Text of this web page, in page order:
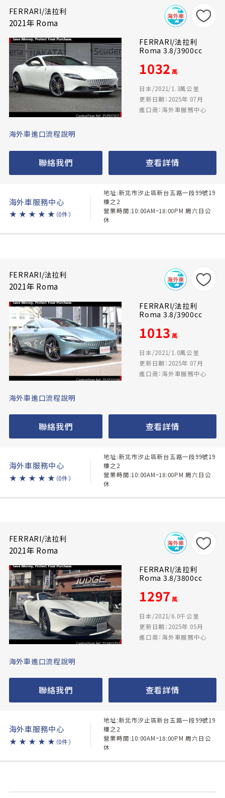
FERRARI/法拉利
2021年 Roma
FERRARI/法拉利
Roma 3.8/3900cc
1032 萬
日本/2021/1.3萬公里
更新日期：2025年 07月
進口商：海外車服務中心
海外車進口流程說明
聯絡我們 查看詳情
海外車服務中心
★ ★ ★ ★ ★ （0件）
地址:新北市汐止區新台五路一段99號19
樓之2
營業時間:10:00AM~18:00PM 周六日公
休
FERRARI/法拉利
2021年 Roma
FERRARI/法拉利
Roma 3.8/3900cc
1013 萬
日本/2021/1.0萬公里
更新日期：2025年 07月
進口商：海外車服務中心
海外車進口流程說明
聯絡我們 查看詳情
海外車服務中心
★ ★ ★ ★ ★ （0件）
地址:新北市汐止區新台五路一段99號19
樓之2
營業時間:10:00AM~18:00PM 周六日公
休
FERRARI/法拉利
2021年 Roma
FERRARI/法拉利
Roma 3.8/3800cc
1297 萬
日本/2021/6.0千公里
更新日期：2025年 05月
進口商：海外車服務中心
海外車進口流程說明
聯絡我們 查看詳情
海外車服務中心
★ ★ ★ ★ ★ （0件）
地址:新北市汐止區新台五路一段99號19
樓之2
營業時間:10:00AM~18:00PM 周六日公
休